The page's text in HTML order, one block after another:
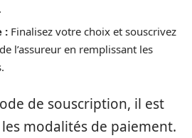
: Finalisez votre choix et souscrivez
l’assureur en remplissant les
de souscription, il est
modalités de paiement.